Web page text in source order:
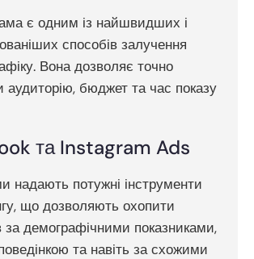
є одним із найшвидших і
способів залучення
Вона дозволяє точно
аудиторію, бюджет та час показу
та Instagram Ads
надають потужні інструменти
що дозволяють охопити
за демографічними показниками,
та навіть за схожими